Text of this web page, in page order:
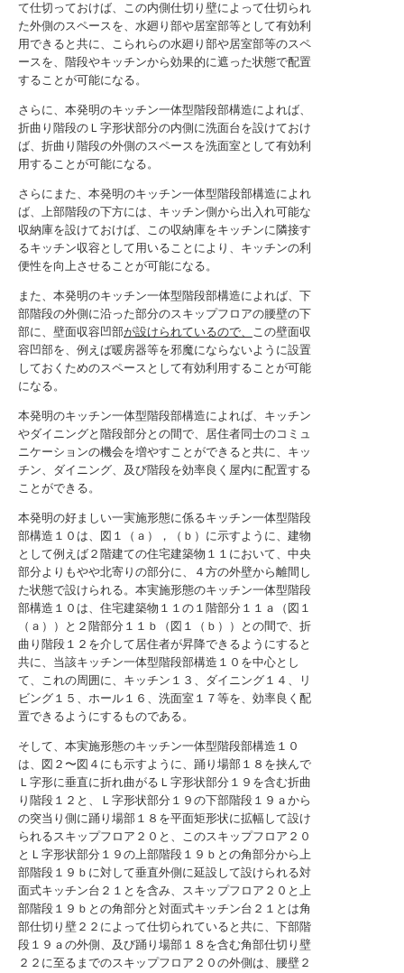
て仕切っておけば、この内側仕切り壁によって仕切られ
た外側のスペースを、水廻り部や居室部等として有効利
用できると共に、こられらの水廻り部や居室部等のスペ
ースを、階段やキッチンから効果的に遮った状態で配置
することが可能になる。
さらに、本発明のキッチン一体型階段部構造によれば、
折曲り階段のＬ字形状部分の内側に洗面台を設けておけ
ば、折曲り階段の外側のスペースを洗面室として有効利
用することが可能になる。
さらにまた、本発明のキッチン一体型階段部構造によれ
ば、上部階段の下方には、キッチン側から出入れ可能な
収納庫を設けておけば、この収納庫をキッチンに隣接す
るキッチン収容として用いることにより、キッチンの利
便性を向上させることが可能になる。
また、本発明のキッチン一体型階段部構造によれば、下
部階段の外側に沿った部分のスキップフロアの腰壁の下
部に、壁面収容凹部が設けられているので、 この壁面収
容凹部を、例えば暖房器等を邪魔にならないように設置
しておくためのスペースとして有効利用することが可能
になる。
本発明のキッチン一体型階段部構造によれば、キッチン
やダイニングと階段部分との間で、居住者同士のコミュ
ニケーションの機会を増やすことができると共に、キッ
チン、ダイニング、及び階段を効率良く屋内に配置する
ことができる。
本発明の好ましい一実施形態に係るキッチン一体型階段
部構造１０は、図１（ａ），（ｂ）に示すように、建物
として例えば２階建ての住宅建築物１１において、中央
部分よりもやや北寄りの部分に、４方の外壁から離間し
た状態で設けられる。本実施形態のキッチン一体型階段
部構造１０は、住宅建築物１１の１階部分１１ａ（図１
（ａ））と２階部分１１ｂ（図１（ｂ））との間で、折
曲り階段１２を介して居住者が昇降できるようにすると
共に、当該キッチン一体型階段部構造１０を中心とし
て、これの周囲に、キッチン１３、ダイニング１４、リ
ビング１５、ホール１６、洗面室１７等を、効率良く配
置できるようにするものである。
そして、本実施形態のキッチン一体型階段部構造１０
は、図２〜図４にも示すように、踊り場部１８を挟んで
Ｌ字形に垂直に折れ曲がるＬ字形状部分１９を含む折曲
り階段１２と、Ｌ字形状部分１９の下部階段１９ａから
の突当り側に踊り場部１８を平面矩形状に拡幅して設け
られるスキップフロア２０と、このスキップフロア２０
とＬ字形状部分１９の上部階段１９ｂとの角部分から上
部階段１９ｂに対して垂直外側に延設して設けられる対
面式キッチン台２１とを含み、スキップフロア２０と上
部階段１９ｂとの角部分と対面式キッチン台２１とは角
部仕切り壁２２によって仕切られていると共に、下部階
段１９ａの外側、及び踊り場部１８を含む角部仕切り壁
２２に至るまでのスキップフロア２０の外側は、腰壁２